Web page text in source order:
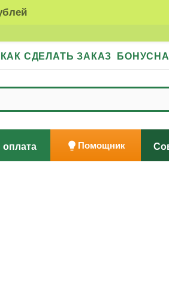
КАК СДЕЛАТЬ ЗАКАЗ
оплата Помощник